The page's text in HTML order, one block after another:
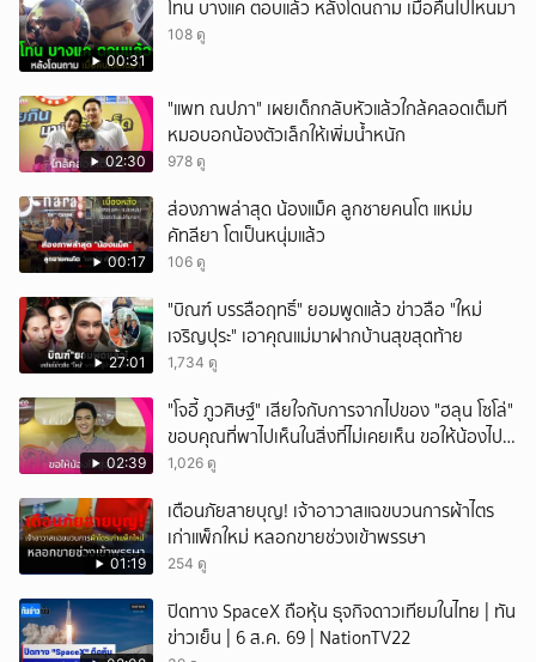
00:31
โทน บางแค ตอบแล้ว หลังโดนถาม เมื่อคืนไปไหนมา
108 ดู
02:30
"แพท ณปภา" เผยเด็กกลับหัวแล้วใกล้คลอดเต็มที
หมอบอกน้องตัวเล็กให้เพิ่มน้ำหนัก
978 ดู
00:17
ส่องภาพล่าสุด น้องแม็ค ลูกชายคนโต แหม่ม
คัทลียา โตเป็นหนุ่มแล้ว
106 ดู
27:01
"บิณฑ์ บรรลือฤทธิ์" ยอมพูดแล้ว ข่าวลือ "ใหม่
เจริญปุระ" เอาคุณแม่มาฝากบ้านสุขสุดท้าย
1,734 ดู
02:39
"โจอี้ ภูวศิษฐ์" เสียใจกับการจากไปของ "ฮลุน โซโล่"
ขอบคุณที่พาไปเห็นในสิ่งที่ไม่เคยเห็น ขอให้น้องไปสู่
สุคติ
1,026 ดู
01:19
เตือนภัยสายบุญ! เจ้าอาวาสแฉขบวนการผ้าไตร
เก่าแพ็กใหม่ หลอกขายช่วงเข้าพรรษา
254 ดู
ปิดทาง SpaceX ถือหุ้น ธุจกิจดาวเทียมในไทย | ทัน
ข่าวเย็น | 6 ส.ค. 69 | NationTV22